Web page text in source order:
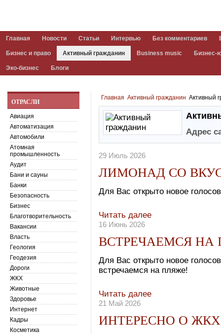
Главная Новости Статьи Интервью Без комментариев
Бизнес и право Активный гражданин Business music Бизнес-
Эко-бизнес Блоги
Главная Активный гражданин Активный
Адрес
29 Июль 2026
ЛИМОНАД СО
Для Вас открыто новое
Читать далее
16 Июнь 2026
ВСТРЕЧАЕМСЯ НА
Для Вас открыто новое
встречаемся на пляже!
Читать далее
21 Май 2026
ИНТЕРЕСНО О ЖКХ
ОТРАСЛИ
Авиация
Автоматизация
Автомобили
Атомная
промышленность
Аудит
Бани и сауны
Банки
Безопасность
Бизнес
Благотворительность
Вакансии
Власть
Геология
Геодезия
Дороги
ЖКХ
Животные
Здоровье
Интернет
Кадры
Косметика